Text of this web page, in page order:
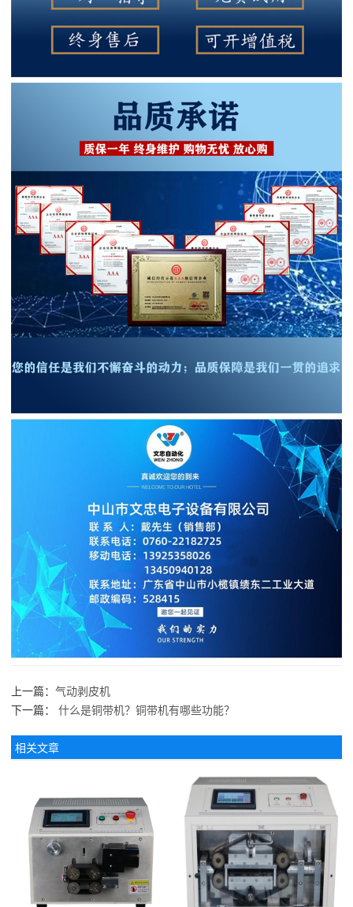
上一篇： 气动剥皮机
下一篇： 什么是铜带机？铜带机有哪些功能？
相关文章